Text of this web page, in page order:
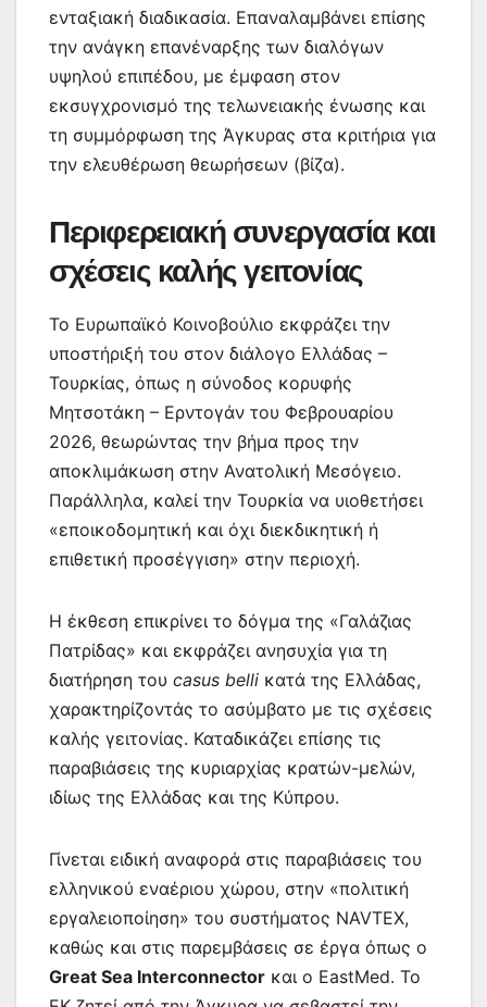
ενταξιακή διαδικασία. Επαναλαμβάνει επίσης
την ανάγκη επανέναρξης των διαλόγων
υψηλού επιπέδου, με έμφαση στον
εκσυγχρονισμό της τελωνειακής ένωσης και
τη συμμόρφωση της Άγκυρας στα κριτήρια για
την ελευθέρωση θεωρήσεων (βίζα).
Περιφερειακή συνεργασία και
σχέσεις καλής γειτονίας
Το Ευρωπαϊκό Κοινοβούλιο εκφράζει την
υποστήριξή του στον διάλογο Ελλάδας –
Τουρκίας, όπως η σύνοδος κορυφής
Μητσοτάκη – Ερντογάν του Φεβρουαρίου
2026, θεωρώντας την βήμα προς την
αποκλιμάκωση στην Ανατολική Μεσόγειο.
Παράλληλα, καλεί την Τουρκία να υιοθετήσει
«εποικοδομητική και όχι διεκδικητική ή
επιθετική προσέγγιση» στην περιοχή.
Η έκθεση επικρίνει το δόγμα της «Γαλάζιας
Πατρίδας» και εκφράζει ανησυχία για τη
διατήρηση του casus belli κατά της Ελλάδας,
χαρακτηρίζοντάς το ασύμβατο με τις σχέσεις
καλής γειτονίας. Καταδικάζει επίσης τις
παραβιάσεις της κυριαρχίας κρατών-μελών,
ιδίως της Ελλάδας και της Κύπρου.
Γίνεται ειδική αναφορά στις παραβιάσεις του
ελληνικού εναέριου χώρου, στην «πολιτική
εργαλειοποίηση» του συστήματος NAVTEX,
καθώς και στις παρεμβάσεις σε έργα όπως ο
Great Sea Interconnector και ο EastMed. Το